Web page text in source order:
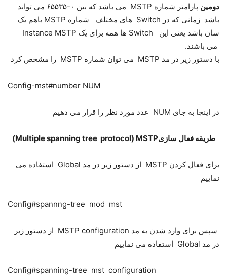
دومین
پارامتر شماره MSTP می باشد که بین ۰-۶۵۵۳۵ می تواند
باشد زمانی که در Switch های مختلف شماره MSTP باهم یک
می باشند.
با دستور زیر در مد MSTP می توان شماره MSTP را مشخص کرد
Config-mst#number NUM
در اینجا به جای NUM عدد مورد نظر را قرار می دهیم
طریقه فعال سازیMultiple spanning tree protocol) MSTP)
برای فعال کردن MSTP از دستور زیر در مد Global استفاده می
نماییم
Config#spannng-tree mod mst
سپس برای وارد شدن به مد MSTP configuration از دستور زیر
در مد Global استفاده می نماییم
Config#spanning-tree mst configuration